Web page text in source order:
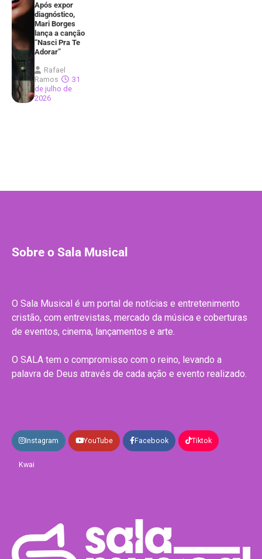
Após expor
diagnóstico,
Mari Borges
lança a canção
“Nasci Pra Te
Adorar”
Rafael
Ramos
31
de julho de
2026
Sobre o Sala Musical
O Sala Musical é um portal de notícias e entretenimento
cristão, com entrevistas, mercado da música e coberturas
de eventos, cinema, lançamentos e arte.
O SALA tem o compromisso com o reino, levando a
palavra de Deus através de cada ação e evento realizado.
Instagram YouTube Facebook Tiktok
Kwai